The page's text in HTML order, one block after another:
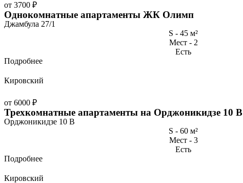
от 3700 ₽
Однокомнатные апартаменты ЖК Олимп
Джамбула 27/1
S - 45 м²
Мест - 2
Есть
Подробнее
Кировский
от 6000 ₽
Трехкомнатные апартаменты на Орджоникидзе 10 В
Орджоникидзе 10 В
S - 60 м²
Мест - 3
Есть
Подробнее
Кировский